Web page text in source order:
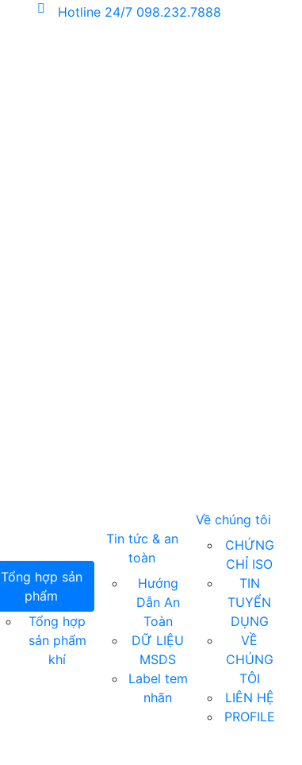
Hotline 24/7 098.232.7888
Tổng hợp sản
phẩm
Tổng hợp
sản phẩm
khí
Tin tức & an
toàn
Hướng
Dẫn An
Toàn
DỮ LIỆU
MSDS
Label tem
nhãn
Về chúng tôi
CHỨNG
CHỈ ISO
TIN
TUYỂN
DỤNG
VỀ
CHÚNG
TÔI
LIÊN HỆ
PROFILE